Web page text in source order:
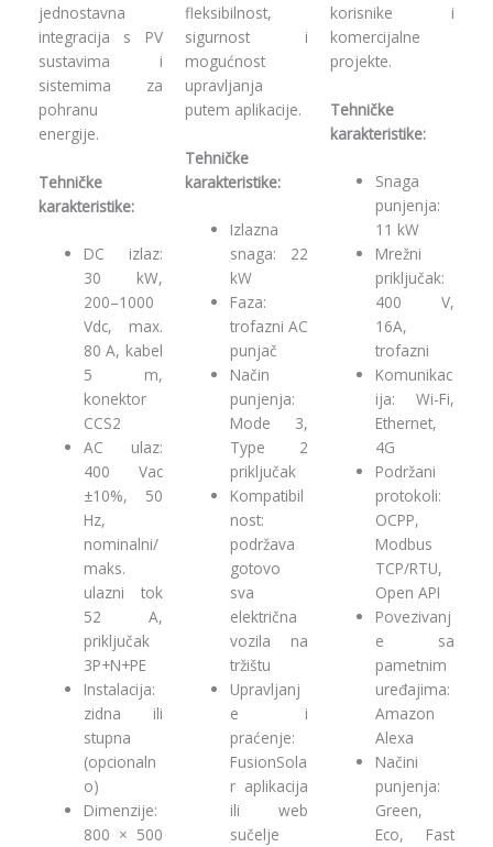
jednostavna
integracija s PV
sustavima i
sistemima za
pohranu
energije.
Tehničke
karakteristike:
DC izlaz:
30 kW,
200–1000
Vdc, max.
80 A, kabel
5 m,
konektor
CCS2
AC ulaz:
400 Vac
±10%, 50
Hz,
nominalni/
maks.
ulazni tok
52 A,
priključak
3P+N+PE
Instalacija:
zidna ili
stupna
(opcionaln
o)
Dimenzije:
800 × 500
fleksibilnost,
sigurnost i
mogućnost
upravljanja
putem aplikacije.
Tehničke
karakteristike:
Izlazna
snaga: 22
kW
Faza:
trofazni AC
punjač
Način
punjenja:
Mode 3,
Type 2
priključak
Kompatibil
nost:
podržava
gotovo
sva
električna
vozila na
tržištu
Upravljanj
e i
praćenje:
FusionSola
r aplikacija
ili web
sučelje
korisnike i
komercijalne
projekte.
Tehničke
karakteristike:
Snaga
punjenja:
11 kW
Mrežni
priključak:
400 V,
16A,
trofazni
Komunikac
ija: Wi-Fi,
Ethernet,
4G
Podržani
protokoli:
OCPP,
Modbus
TCP/RTU,
Open API
Povezivanj
e sa
pametnim
uređajima:
Amazon
Alexa
Načini
punjenja:
Green,
Eco, Fast